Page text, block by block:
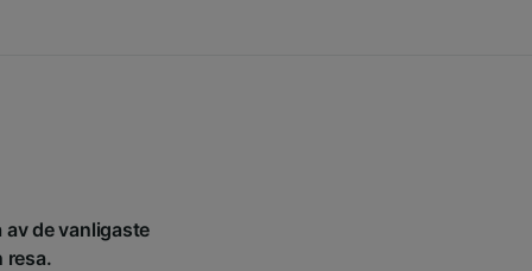
av de vanligaste
resa.